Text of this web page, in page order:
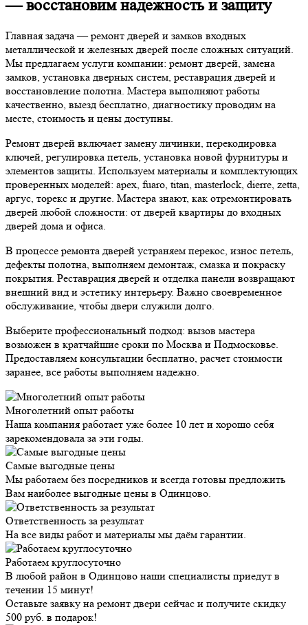
— восстановим надежность и защиту
Главная задача — ремонт дверей и замков входных
металлической и железных дверей после сложных ситуаций.
Мы предлагаем услуги компании: ремонт дверей, замена
замков, установка дверных систем, реставрация дверей и
восстановление полотна. Мастера выполняют работы
качественно, выезд бесплатно, диагностику проводим на
месте, стоимость и цены доступны.
Ремонт дверей включает замену личинки, перекодировка
ключей, регулировка петель, установка новой фурнитуры и
элементов защиты. Используем материалы и комплектующих
проверенных моделей: apеx, fuaro, titan, masterlock, dierre, zetta,
аргус, торекс и другие. Мастера знают, как отремонтировать
дверей любой сложности: от дверей квартиры до входных
дверей дома и офиса.
В процессе ремонта дверей устраняем перекос, износ петель,
дефекты полотна, выполняем демонтаж, смазка и покраску
покрытия. Реставрация дверей и отделка панели возвращают
внешний вид и эстетику интерьеру. Важно своевременное
обслуживание, чтобы двери служили долго.
Выберите профессиональный подход: вызов мастера
возможен в кратчайшие сроки по Москва и Подмосковье.
Предоставляем консультации бесплатно, расчет стоимости
заранее, все работы выполняем надежно.
Многолетний опыт работы
Наша компания работает уже более 10 лет и хорошо себя
зарекомендовала за эти годы.
Самые выгодные цены
Мы работаем без посредников и всегда готовы предложить
Вам наиболее выгодные цены в Одинцово.
Ответственность за результат
На все виды работ и материалы мы даём гарантии.
Работаем круглосуточно
В любой район в Одинцово наши специалисты приедут в
течении 15 минут!
Оставьте заявку на ремонт двери сейчас и получите скидку
500 руб. в подарок!